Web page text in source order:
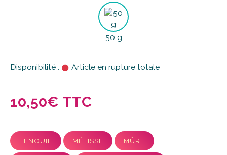
50 g
Disponibilité : Article en rupture totale
10,50€ TTC
FENOUIL MÉLISSE MÛRE